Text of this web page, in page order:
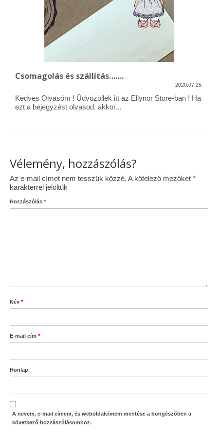
Vásárok, ahol velem is találkozhattál…
Alapanyagok, kellékek
Ellynor története
Adatkezelési tájékoztató
Csomagolás és szállítás…….
2020.07.25.
Kedves Olvasóm ! Üdvözöllek itt az Ellynor Store-ban ! Ha
ezt a bejegyzést olvasod, akkor...
Vélemény, hozzászólás?
Az e-mail címet nem tesszük közzé. A kötelező mezőket *
karakterrel jelöltük
Hozzászólás *
Név *
E-mail cím *
Honlap
A nevem, e-mail címem, és weboldalcímem mentése a böngészőben a
következő hozzászólásomhoz.